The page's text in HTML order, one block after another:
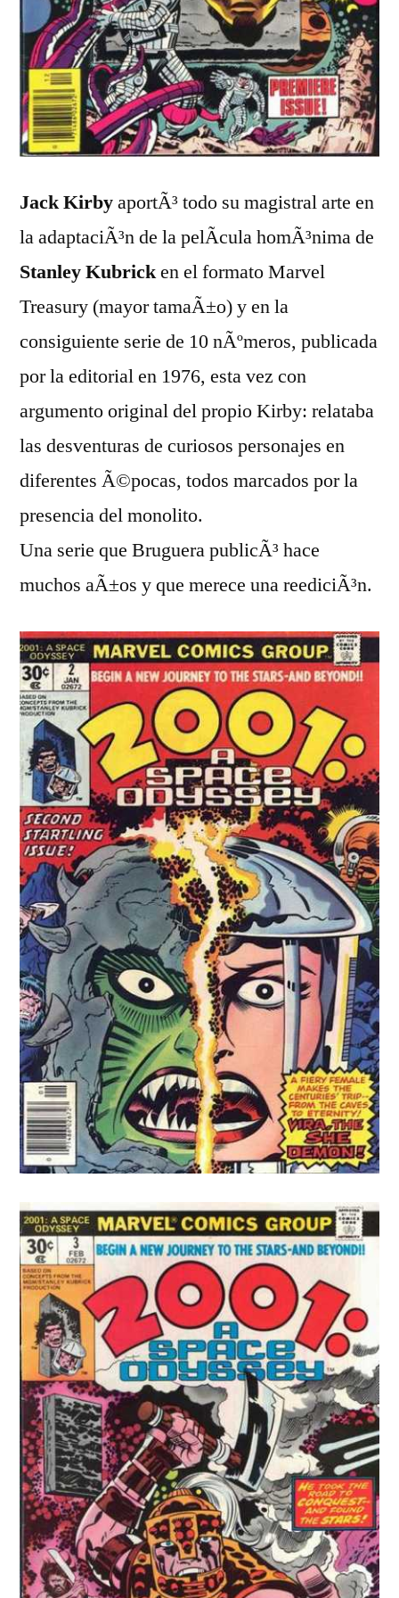
Jack KirbyaportÃ³ todo su magistral arte en
la adaptaciÃ³n de la pelÃ­cula homÃ³nima de
Stanley Kubricken el formato Marvel
Treasury (mayor tamaÃ±o) y en la
consiguiente serie de 10 nÃºmeros, publicada
por la editorial en 1976, esta vez con
argumento original del propio Kirby: relataba
las desventuras de curiosos personajes en
diferentes Ã©pocas, todos marcados por la
presencia del monolito.
Una serie que Bruguera publicÃ³ hace
muchos aÃ±os y que merece una reediciÃ³n.